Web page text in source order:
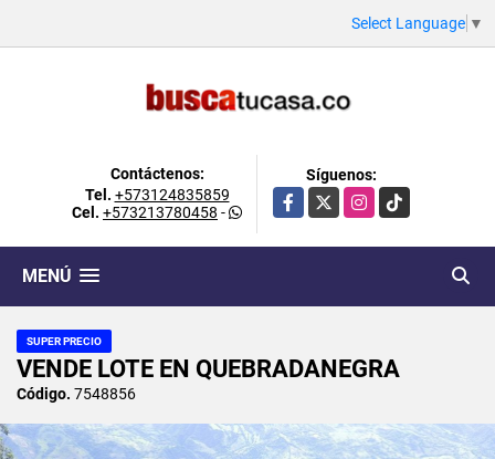
Select Language ▼
Contáctenos:
Tel. +573124835859
Cel. +573213780458 -
Síguenos:
Facebook
X Instagram
TikTok
MENÚ
SUPER PRECIO
VENDE LOTE EN QUEBRADANEGRA
Código. 7548856